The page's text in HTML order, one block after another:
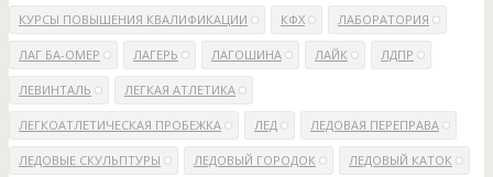
КУРСЫ ПОВЫШЕНИЯ КВАЛИФИКАЦИИ КФХ ЛАБОРАТОРИЯ
ЛАГ БА-ОМЕР ЛАГЕРЬ ЛАГОШИНА ЛАЙК ЛДПР
ЛЕВИНТАЛЬ ЛЕГКАЯ АТЛЕТИКА
ЛЕГКОАТЛЕТИЧЕСКАЯ ПРОБЕЖКА ЛЕД ЛЕДОВАЯ ПЕРЕПРАВА
ЛЕДОВЫЕ СКУЛЬПТУРЫ ЛЕДОВЫЙ ГОРОДОК ЛЕДОВЫЙ КАТОК